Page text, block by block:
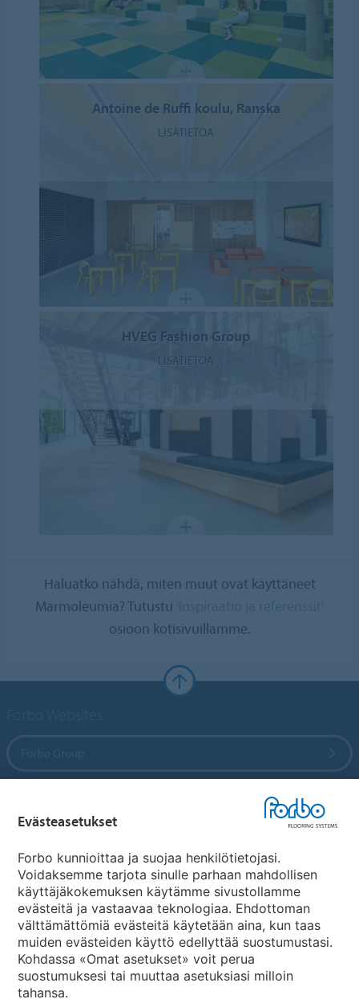
Antoine de Ruffi koulu, Ranska
LISÄTIETOA
HVEG Fashion Group
LISÄTIETOA
Haluatko nähdä, miten muut ovat käyttäneet
Marmoleumia? Tutustu
osioon kotisivuillamme.
Maakohtaiset sivut
Valitse maa
Evästeasetukset
Forbo kunnioittaa ja suojaa henkilötietojasi.
Voidaksemme tarjota sinulle parhaan mahdollisen
käyttäjäkokemuksen käytämme sivustollamme
evästeitä ja vastaavaa teknologiaa. Ehdottoman
välttämättömiä evästeitä käytetään aina, kun taas
muiden evästeiden käyttö edellyttää suostumustasi.
Kohdassa «Omat asetukset» voit perua
suostumuksesi tai muuttaa asetuksiasi milloin
tahansa.